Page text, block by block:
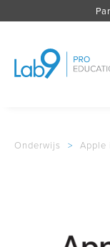
Onderwijs > Apple